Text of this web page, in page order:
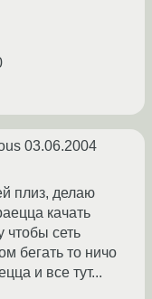
03.06.2004
плиз, делаю
качать
чтобы сеть
бегать то ничо
и все тут...